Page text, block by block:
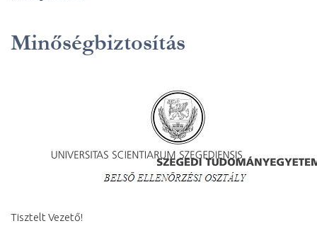
Minőségbiztosítás
Tisztelt Vezető!